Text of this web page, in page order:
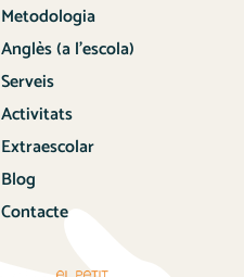
Metodologia
Anglès (a l’escola)
Serveis
Activitats
Extraescolar
Blog
Contacte